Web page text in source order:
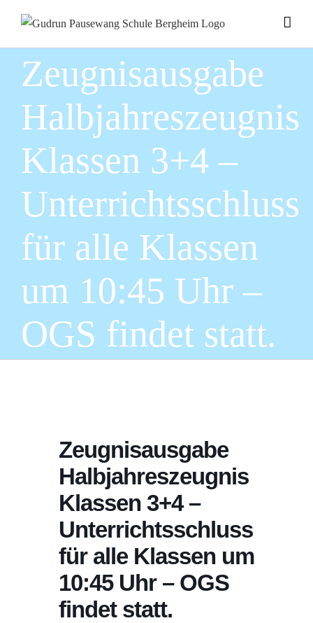
Inhalt
springen
Zeugnisausgabe
Halbjahreszeugnis
Klassen 3+4 –
Unterrichtsschluss
für alle Klassen
um 10:45 Uhr –
OGS findet statt.
Zeugnisausgabe
Halbjahreszeugnis
Klassen 3+4 –
Unterrichtsschluss
für alle Klassen um
10:45 Uhr – OGS
findet statt.